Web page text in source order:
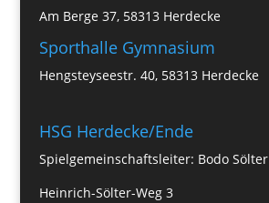
Am Berge 37, 58313 Herdecke
Sporthalle Gymnasium
Hengsteyseestr. 40, 58313 Herdecke
HSG Herdecke/Ende
Spielgemeinschaftsleiter: Bodo Sölter
Heinrich-Sölter-Weg 3